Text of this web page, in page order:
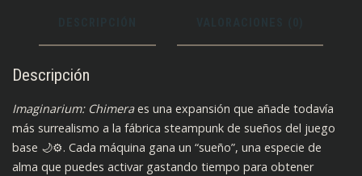
Descripción
Imaginarium: Chimeraes una expansión que añade todavía
más surrealismo a la fábrica steampunk de sueños del juego
base 🌙⚙️. Cada máquina gana un “sueño”, una especie de
alma que puedes activar gastando tiempo para obtener